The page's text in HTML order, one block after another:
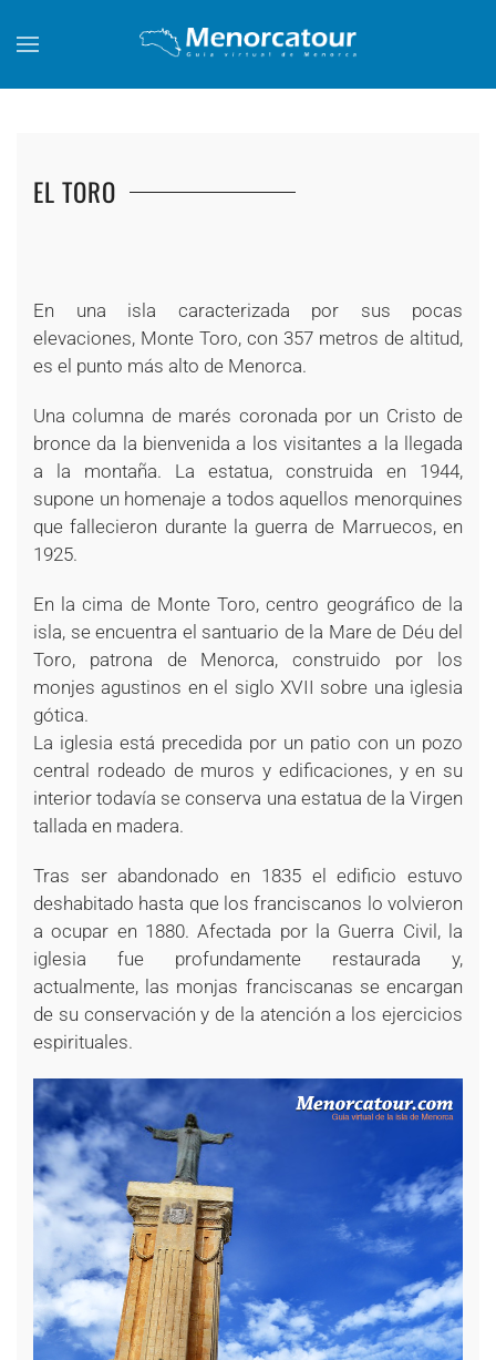
Skip to main content
EL TORO
En una isla caracterizada por sus pocas
elevaciones, Monte Toro, con 357 metros de altitud,
es el punto más alto de Menorca.
Una columna de marés coronada por un Cristo de
bronce da la bienvenida a los visitantes a la llegada
a la montaña. La estatua, construida en 1944,
supone un homenaje a todos aquellos menorquines
que fallecieron durante la guerra de Marruecos, en
1925.
En la cima de Monte Toro, centro geográfico de la
isla, se encuentra el santuario de la Mare de Déu del
Toro, patrona de Menorca, construido por los
monjes agustinos en el siglo XVII sobre una iglesia
gótica.
La iglesia está precedida por un patio con un pozo
central rodeado de muros y edificaciones, y en su
interior todavía se conserva una estatua de la Virgen
tallada en madera.
Tras ser abandonado en 1835 el edificio estuvo
deshabitado hasta que los franciscanos lo volvieron
a ocupar en 1880. Afectada por la Guerra Civil, la
iglesia fue profundamente restaurada y,
actualmente, las monjas franciscanas se encargan
de su conservación y de la atención a los ejercicios
espirituales.